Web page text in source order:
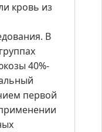
кровь из
В
40%-
первой